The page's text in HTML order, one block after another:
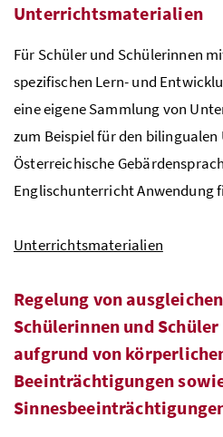
Unterrichtsmaterialien
Für Schüler und Schülerinnen
spezifischen Lern- und
eine eigene Sammlung von
zum Beispiel für den
Österreichische
Englischunterricht Anwendung
Unterrichtsmaterialien
Regelung von
Schülerinnen und
aufgrund von
Beeinträchtigungen